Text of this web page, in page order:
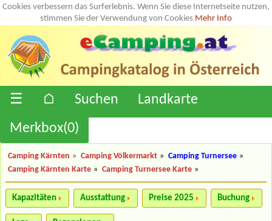
Cookies verbessern das Surferlebnis. Wenn Sie diese Internetseite nutzen,
stimmen Sie der Verwendung von Cookies Mehr Info
☰ ⌂ Suchen
Landkarte
Merkbox(0)
Camping Kärnten » Camping Völkermarkt » Camping Turnersee »
Camping Kärnten Karte » Camping Turnersee Karte »
Kapazitäten Ausstattung Preise 2025 Buchung